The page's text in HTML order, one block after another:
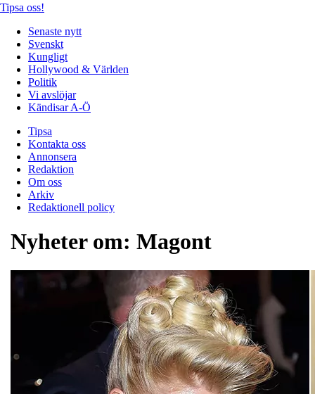
Tipsa oss!
Senaste nytt
Svenskt
Kungligt
Hollywood & Världen
Politik
Vi avslöjar
Kändisar A-Ö
Tipsa
Kontakta oss
Annonsera
Redaktion
Om oss
Arkiv
Redaktionell policy
Nyheter om: Magont